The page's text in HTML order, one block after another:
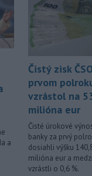
a
Čistý zisk
prvom
vzrástol na
milióna eur
Čisté úrokové
banky za prvý
dosiahli výšku
milióna eur a
vzrástli o 0,6 %.